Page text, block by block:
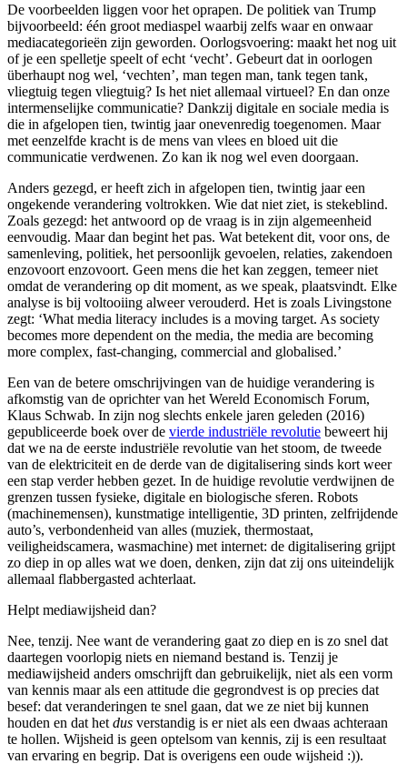
De voorbeelden liggen voor het oprapen. De politiek van Trump
bijvoorbeeld: één groot mediaspel waarbij zelfs waar en onwaar
mediacategorieën zijn geworden. Oorlogsvoering: maakt het nog uit
of je een spelletje speelt of echt ‘vecht’. Gebeurt dat in oorlogen
überhaupt nog wel, ‘vechten’, man tegen man, tank tegen tank,
vliegtuig tegen vliegtuig? Is het niet allemaal virtueel? En dan onze
intermenselijke communicatie? Dankzij digitale en sociale media is
die in afgelopen tien, twintig jaar onevenredig toegenomen. Maar
met eenzelfde kracht is de mens van vlees en bloed uit die
communicatie verdwenen. Zo kan ik nog wel even doorgaan.
Anders gezegd, er heeft zich in afgelopen tien, twintig jaar een
ongekende verandering voltrokken. Wie dat niet ziet, is stekeblind.
Zoals gezegd: het antwoord op de vraag is in zijn algemeenheid
eenvoudig. Maar dan begint het pas. Wat betekent dit, voor ons, de
samenleving, politiek, het persoonlijk gevoelen, relaties, zakendoen
enzovoort enzovoort. Geen mens die het kan zeggen, temeer niet
omdat de verandering op dit moment, as we speak, plaatsvindt. Elke
analyse is bij voltooiing alweer verouderd. Het is zoals Livingstone
zegt: ‘What media literacy includes is a moving target. As society
becomes more dependent on the media, the media are becoming
more complex, fast-changing, commercial and globalised.’
Een van de betere omschrijvingen van de huidige verandering is
afkomstig van de oprichter van het Wereld Economisch Forum,
Klaus Schwab. In zijn nog slechts enkele jaren geleden (2016)
gepubliceerde boek over de vierde industriële revolutie beweert hij
dat we na de eerste industriële revolutie van het stoom, de tweede
van de elektriciteit en de derde van de digitalisering sinds kort weer
een stap verder hebben gezet. In de huidige revolutie verdwijnen de
grenzen tussen fysieke, digitale en biologische sferen. Robots
(machinemensen), kunstmatige intelligentie, 3D printen, zelfrijdende
auto’s, verbondenheid van alles (muziek, thermostaat,
veiligheidscamera, wasmachine) met internet: de digitalisering grijpt
zo diep in op alles wat we doen, denken, zijn dat zij ons uiteindelijk
allemaal flabbergasted achterlaat.
Helpt mediawijsheid dan?
Nee, tenzij. Nee want de verandering gaat zo diep en is zo snel dat
daartegen voorlopig niets en niemand bestand is. Tenzij je
mediawijsheid anders omschrijft dan gebruikelijk, niet als een vorm
van kennis maar als een attitude die gegrondvest is op precies dat
besef: dat veranderingen te snel gaan, dat we ze niet bij kunnen
houden en dat het dus verstandig is er niet als een dwaas achteraan
te hollen. Wijsheid is geen optelsom van kennis, zij is een resultaat
van ervaring en begrip. Dat is overigens een oude wijsheid :)).